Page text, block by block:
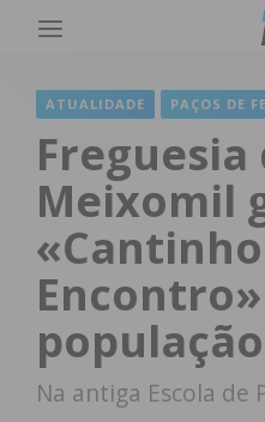
ATUALIDADE PAÇOS DE
Freguesia
Meixomil
Na antiga Escola de